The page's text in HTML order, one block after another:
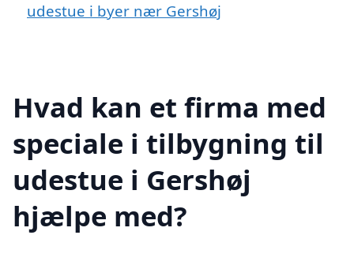
udestue i byer nær Gershøj
Hvad kan et firma med
speciale i tilbygning til
udestue i Gershøj
hjælpe med?